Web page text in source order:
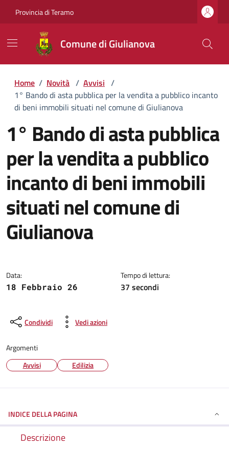
Provincia di Teramo
Comune di Giulianova
Home / Novità / Avvisi /
1° Bando di asta pubblica per la vendita a pubblico incanto
di beni immobili situati nel comune di Giulianova
1° Bando di asta pubblica
per la vendita a pubblico
incanto di beni immobili
situati nel comune di
Giulianova
Data:
18 Febbraio 26
Tempo di lettura:
37 secondi
Condividi Vedi azioni
Argomenti
Avvisi
Edilizia
INDICE DELLA PAGINA
Descrizione